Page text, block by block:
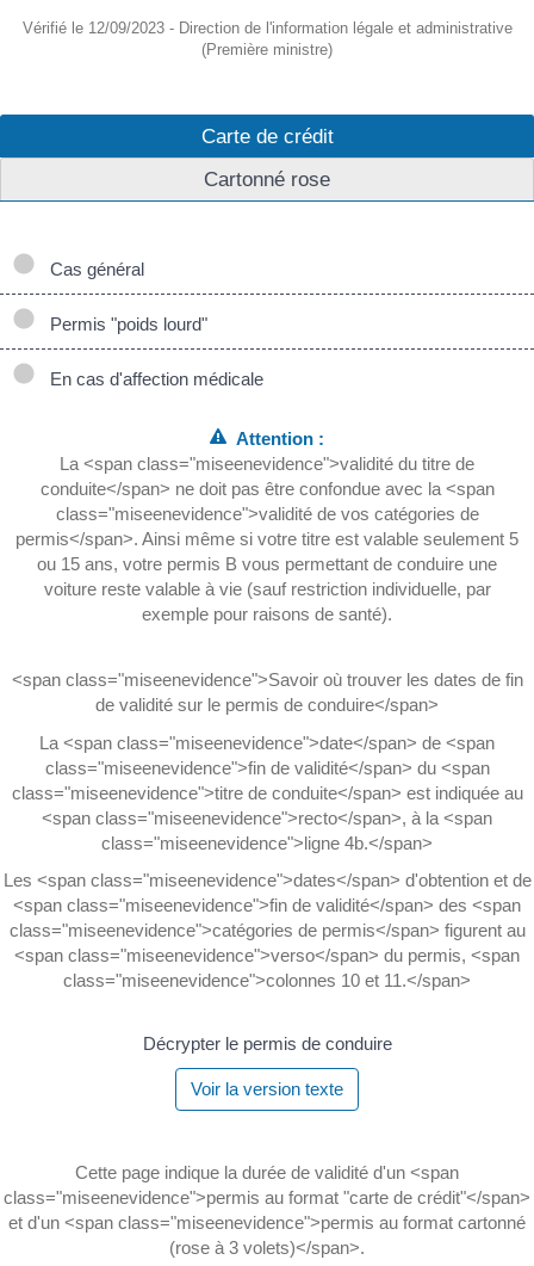
Vérifié le 12/09/2023 - Direction de l'information légale et administrative
(Première ministre)
Carte de crédit
Cartonné rose
Cas général
Permis "poids lourd"
En cas d'affection médicale
Attention :
La <span class="miseenevidence">validité du titre de
conduite</span> ne doit pas être confondue avec la <span
class="miseenevidence">validité de vos catégories de
permis</span>. Ainsi même si votre titre est valable seulement 5
ou 15 ans, votre permis B vous permettant de conduire une
voiture reste valable à vie (sauf restriction individuelle, par
exemple pour raisons de santé).
<span class="miseenevidence">Savoir où trouver les dates de fin
de validité sur le permis de conduire</span>
La <span class="miseenevidence">date</span> de <span
class="miseenevidence">fin de validité</span> du <span
class="miseenevidence">titre de conduite</span> est indiquée au
<span class="miseenevidence">recto</span>, à la <span
class="miseenevidence">ligne 4b.</span>
Les <span class="miseenevidence">dates</span> d'obtention et de
<span class="miseenevidence">fin de validité</span> des <span
class="miseenevidence">catégories de permis</span> figurent au
<span class="miseenevidence">verso</span> du permis, <span
class="miseenevidence">colonnes 10 et 11.</span>
Décrypter le permis de conduire
Voir la version texte
Cette page indique la durée de validité d'un <span
class="miseenevidence">permis au format "carte de crédit"</span>
et d'un <span class="miseenevidence">permis au format cartonné
(rose à 3 volets)</span>.